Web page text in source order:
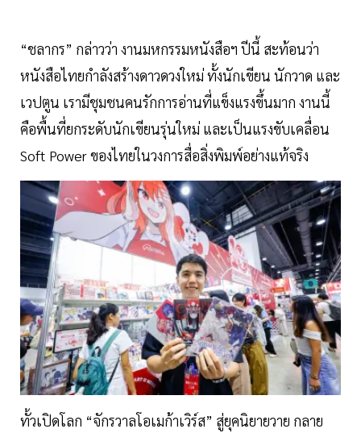
“ชลากร” กล่าวว่า งานมหกรรมหนังสือฯ ปีนี้ สะท้อนว่า
หนังสือไทยกำลังสร้างดาวดวงใหม่ ทั้งนักเขียน นักวาด และ
เวปตูน เรามีชุมชนคนรักการอ่านที่แข็งแรงขึ้นมาก งานนี้
คือพื้นที่ยกระดับนักเขียนรุ่นใหม่ และเป็นแรงขับเคลื่อน
Soft Power ของไทยในวงการสื่อสิ่งพิมพ์อย่างแท้จริง
ทั้วเปิดโลก “จักรวาลโอเมก้าเวิร์ส” สู่ยุคนิยายวาย กลาย